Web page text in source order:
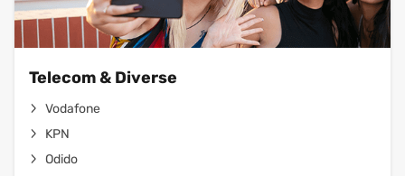
Telecom & Diverse
Vodafone
KPN
Odido